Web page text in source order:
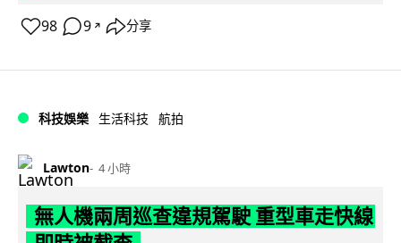
98 9 ↗ 分享
科技娛樂 生活科技 航拍
Lawton 4 小時
無人機兩周巡查違規駕駛 重型車走快線